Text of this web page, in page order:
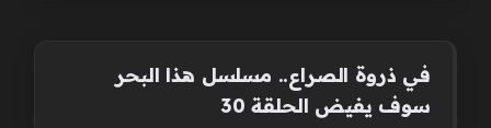
في ذروة الصراع.. مسلسل هذا البحر
سوف يفيض الحلقة 30